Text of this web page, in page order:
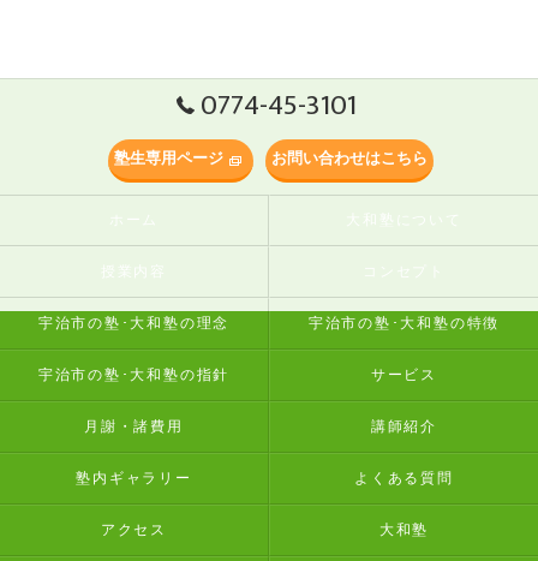
0774-45-3101
塾生専用ページ お問い合わせはこちら
ホーム 大和塾について
授業内容 コンセプト
宇治市の塾･大和塾の理念 宇治市の塾･大和塾の特徴
宇治市の塾･大和塾の指針 サービス
月謝・諸費用 講師紹介
塾内ギャラリー よくある質問
アクセス 大和塾